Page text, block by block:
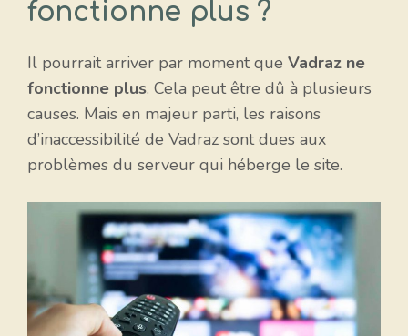
fonctionne plus ?
Il pourrait arriver par moment que Vadraz ne
fonctionne plus. Cela peut être dû à plusieurs
causes. Mais en majeur parti, les raisons
d’inaccessibilité de Vadraz sont dues aux
problèmes du serveur qui héberge le site.